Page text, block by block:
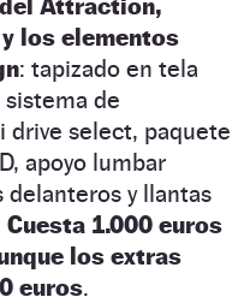
los elementos
: tapizado en tela
de
drive select, paquete
apoyo lumbar
y llantas
Cuesta 1.000 euros
los extras
euros.